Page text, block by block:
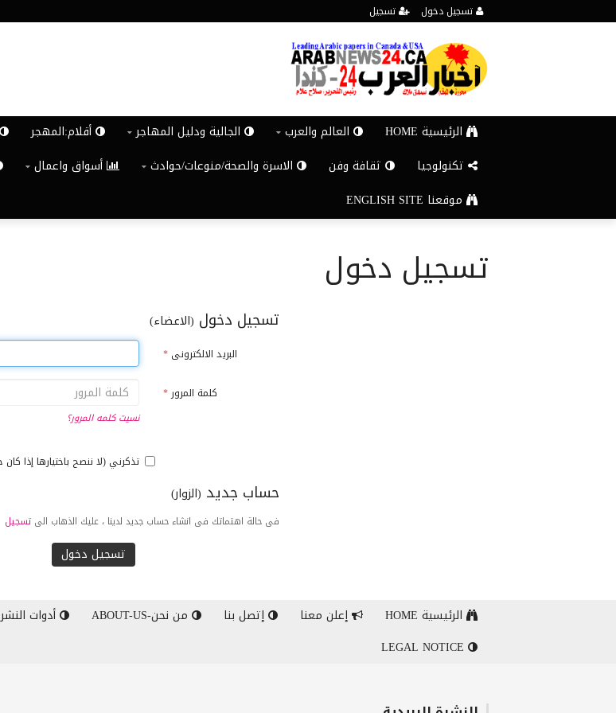
تسجيل دخول تسجيل
الرئيسية HOME العالم والعرب الجالية ودليل المهاجر أقلام:المهجر
تكنولوجيا
ثقافة وفن الاسرة والصحة/منوعات/حوادث أسواق واعمال
موقعنا ENGLISH SITE
تسجيل دخول
تسجيل دخول (الاعضاء)
البريد الالكترونى *
كلمة المرور *
نسيت كلمه المرور؟
تذكرني (لا ننصح باختيارها إذا كان جهازًك مشتركًا)
حساب جديد (الزوار)
فى حالة اهتماتك فى انشاء حساب جديد لدينا ، عليك الذهاب الىتسجيل
الرئيسية HOME إعلن معنا إتصل بنا من نحن-ABOUT-US أدوات النشر